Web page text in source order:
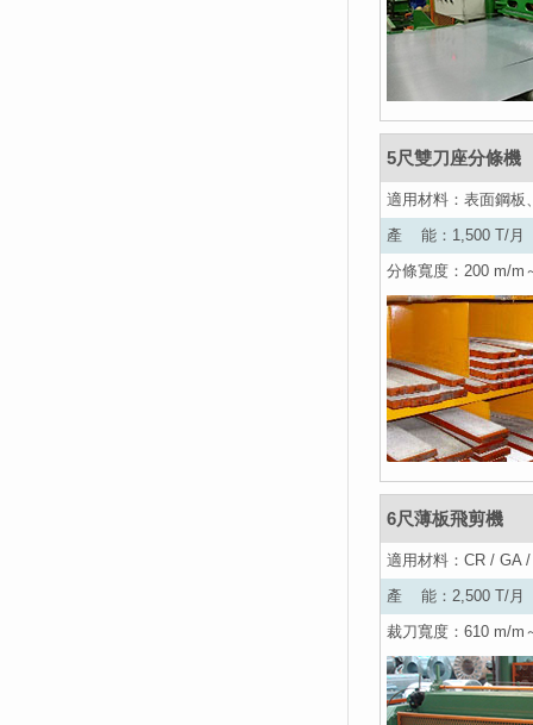
5尺雙刀座分條機
適用材料：表面鋼板
產 能：1,500 T/月
分條寬度：200 m/m
6尺薄板飛剪機
適用材料：CR / GA
產 能：2,500 T/月
裁刀寬度：610 m/m